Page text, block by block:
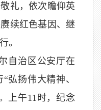
礼，依次瞻仰英
续红色基因、继
。
自治区公安厅在
弘扬伟大精神、
上午11时，纪念